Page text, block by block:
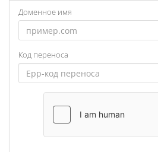
Доменное имя
Код переноса